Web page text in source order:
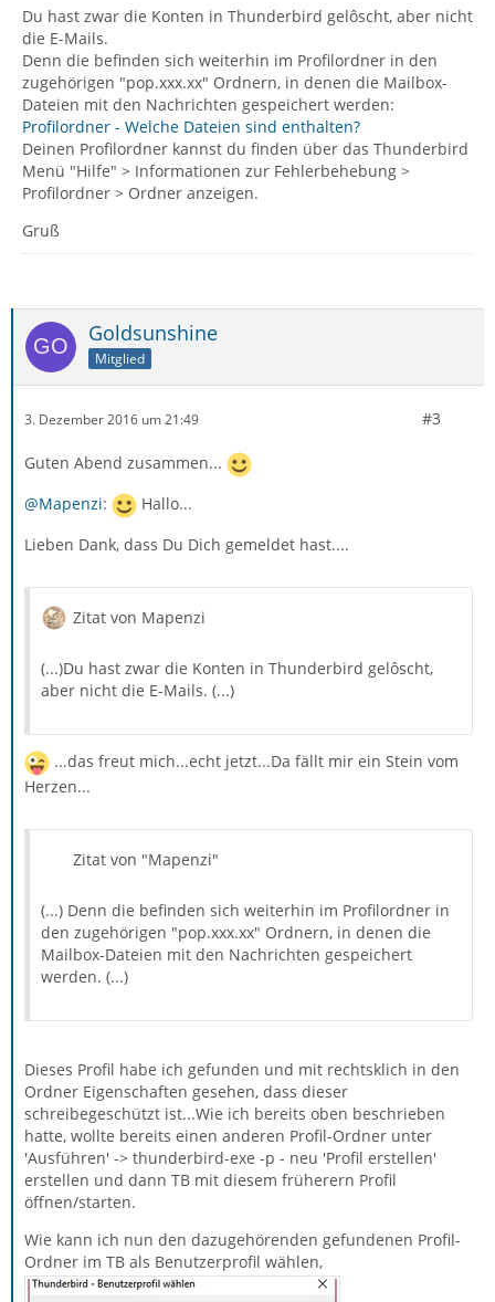
Du hast zwar die Konten in Thunderbird gelôscht, aber nicht
die E-Mails.
Denn die befinden sich weiterhin im Profilordner in den
zugehörigen "pop.xxx.xx" Ordnern, in denen die Mailbox-
Dateien mit den Nachrichten gespeichert werden:
Profilordner - Welche Dateien sind enthalten?
Deinen Profilordner kannst du finden über das Thunderbird
Menü "Hilfe" > Informationen zur Fehlerbehebung >
Profilordner > Ordner anzeigen.
Gruß
Goldsunshine
Mitglied
3. Dezember 2016 um 21:49 #3
Guten Abend zusammen...
@Mapenzi:
Hallo...
Lieben Dank, dass Du Dich gemeldet hast....
Zitat von Mapenzi
(...)Du hast zwar die Konten in Thunderbird gelôscht,
aber nicht die E-Mails. (...)
...das freut mich...echt jetzt...Da fällt mir ein Stein vom
Herzen...
Zitat von "Mapenzi"
(...) Denn die befinden sich weiterhin im Profilordner in
den zugehörigen "pop.xxx.xx" Ordnern, in denen die
Mailbox-Dateien mit den Nachrichten gespeichert
werden. (...)
Dieses Profil habe ich gefunden und mit rechtsklich in den
Ordner Eigenschaften gesehen, dass dieser
schreibegeschützt ist...Wie ich bereits oben beschrieben
hatte, wollte bereits einen anderen Profil-Ordner unter
'Ausführen' -> thunderbird-exe -p - neu 'Profil erstellen'
erstellen und dann TB mit diesem früherern Profil
öffnen/starten.
Wie kann ich nun den dazugehörenden gefundenen Profil-
Ordner im TB als Benutzerprofil wählen,